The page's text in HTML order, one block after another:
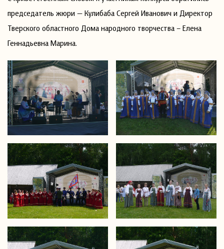
председатель жюри — Кулибаба Сергей Иванович и Директор
Тверского областного Дома народного творчества – Елена
Геннадьевна Марина.